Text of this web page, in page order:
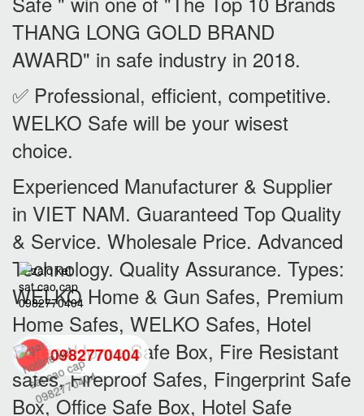
THANG LONG GOLD BRAND
AWARD" in safe industry in 2018.
✅ Professional, efficient, competitive.
WELKO Safe will be your wisest
choice.
Experienced Manufacturer & Supplier
in VIET NAM. Guaranteed Top Quality
& Service. Wholesale Price. Advanced
Technology. Quality Assurance. Types:
WELKO Home & Gun Safes, Premium
Home Safes, WELKO Safes, Hotel
Safes, Home Safe Box, Fire Resistant
safes, Fireproof Safes, Fingerprint Safe
Box, Office Safe Box, Hotel Safe
0982770404